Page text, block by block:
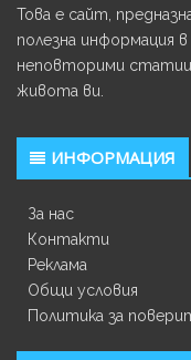
Това е сайт,
полезна информация
неповторими
живота ви.
ИНФОРМАЦИЯ
За нас
Контакти
Реклама
Общи условия
Политика за